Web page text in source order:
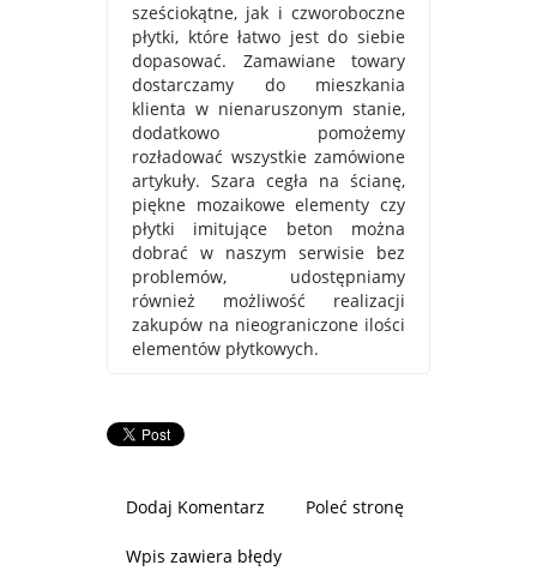
sześciokątne, jak i czworoboczne
płytki, które łatwo jest do siebie
dopasować. Zamawiane towary
dostarczamy do mieszkania
klienta w nienaruszonym stanie,
dodatkowo pomożemy
rozładować wszystkie zamówione
artykuły. Szara cegła na ścianę,
piękne mozaikowe elementy czy
płytki imitujące beton można
dobrać w naszym serwisie bez
problemów, udostępniamy
również możliwość realizacji
zakupów na nieograniczone ilości
elementów płytkowych.
Dodaj Komentarz Poleć stronę
Wpis zawiera błędy